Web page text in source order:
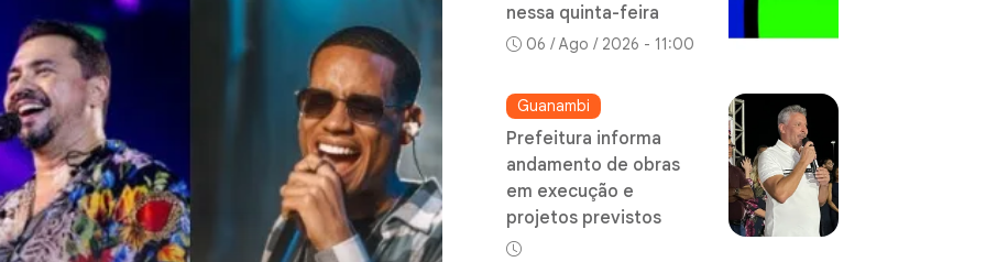
nessa quinta-feira
06 / Ago / 2026 - 11:00
Guanambi
Prefeitura informa
andamento de obras
em execução e
projetos previstos